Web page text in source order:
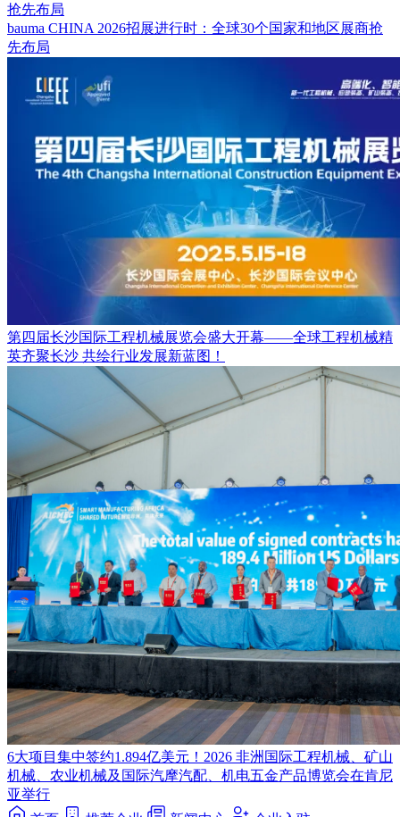
bauma CHINA 2026招展进行时：全球30个国家和地区展商抢
先布局
第四届长沙国际工程机械展览会盛大开幕——全球工程机械精
英齐聚长沙 共绘行业发展新蓝图！
6大项目集中签约1.894亿美元！2026 非洲国际工程机械、矿山
机械、农业机械及国际汽摩汽配、机电五金产品博览会在肯尼
亚举行